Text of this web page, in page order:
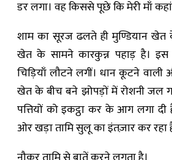
डर लगा। वह किससे पूछे कि मेरी माँ
शाम का सूरज ढलते ही मुण्डियान
खेत के सामने कारकुन्न पहाड़ है।
चिड़ियाँ लौटने लगीं। धान कूटने वाली
खेत के बीच बने झोपड़ों में रोशनी जल
पत्तियों को इकट्ठा कर के आग लगा
ओर खड़ा तामि सुलू का इंतज़ार कर रहा